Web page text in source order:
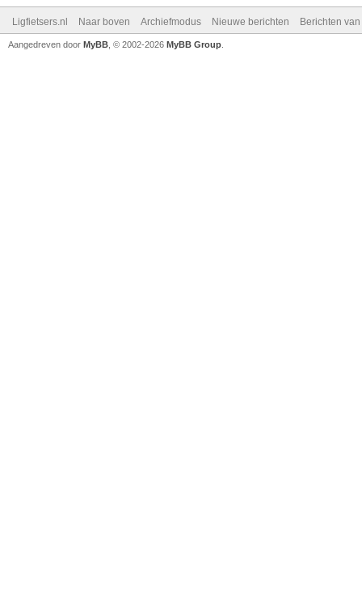
Ligfietsers.nl Naar boven Archiefmodus Nieuwe berichten Berichten
Aangedreven door MyBB , © 2002-2026 MyBB Group